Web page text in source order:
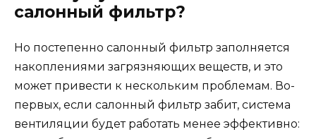
салонный фильтр?
Но постепенно салонный фильтр заполняется
накоплениями загрязняющих веществ, и это
может привести к нескольким проблемам. Во-
первых, если салонный фильтр забит, система
вентиляции будет работать менее эффективно: